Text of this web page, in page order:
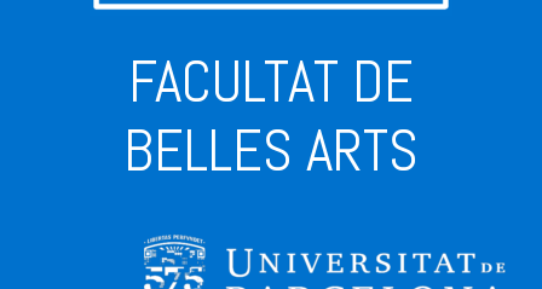
FACULTAT DE
BELLES ARTS